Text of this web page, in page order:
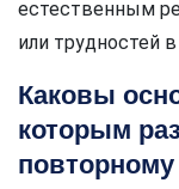
естественным
или трудностей
Каковы
которым